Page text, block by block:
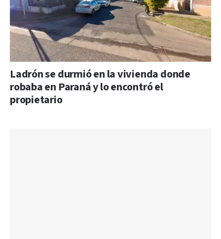
Ladrón se durmió en la vivienda donde
robaba en Paraná y lo encontró el
propietario